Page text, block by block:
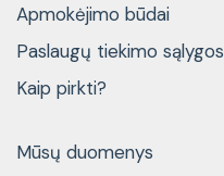
Apmokėjimo būdai
Paslaugų tiekimo sąlygos
Kaip pirkti?
Mūsų duomenys